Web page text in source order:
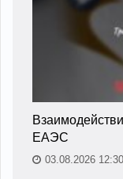
ЕАЭС
03.08.2026 12:30